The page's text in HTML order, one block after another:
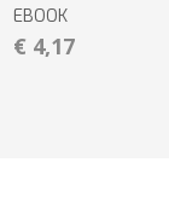
EBOOK
€ 4,17